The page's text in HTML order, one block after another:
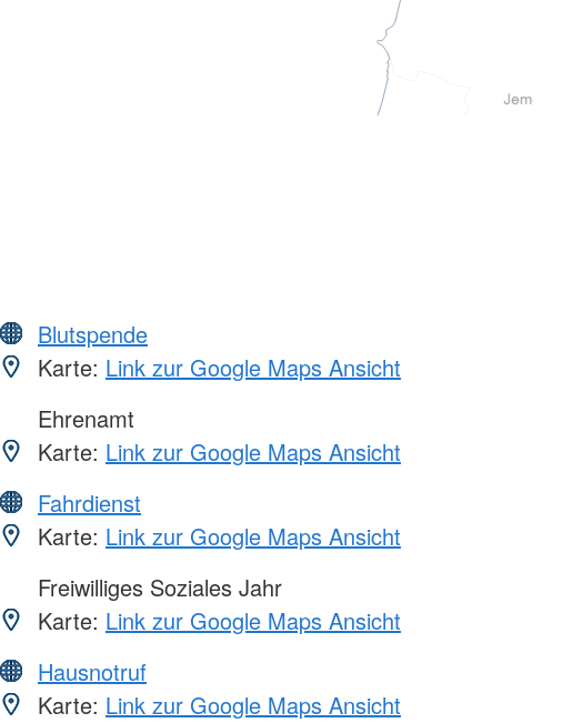
Blutspende
Karte: Link zur Google Maps Ansicht
Ehrenamt
Karte: Link zur Google Maps Ansicht
Fahrdienst
Karte: Link zur Google Maps Ansicht
Freiwilliges Soziales Jahr
Karte: Link zur Google Maps Ansicht
Hausnotruf
Karte: Link zur Google Maps Ansicht